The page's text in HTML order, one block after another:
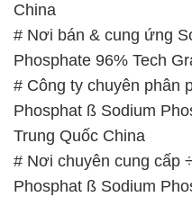
China
# Nơi bán & cung ứng
Phosphate 96% Tech
# Công ty chuyên phân
Phosphat ß Sodium
Trung Quốc China
# Nơi chuyên cung cấp
Phosphat ß Sodium